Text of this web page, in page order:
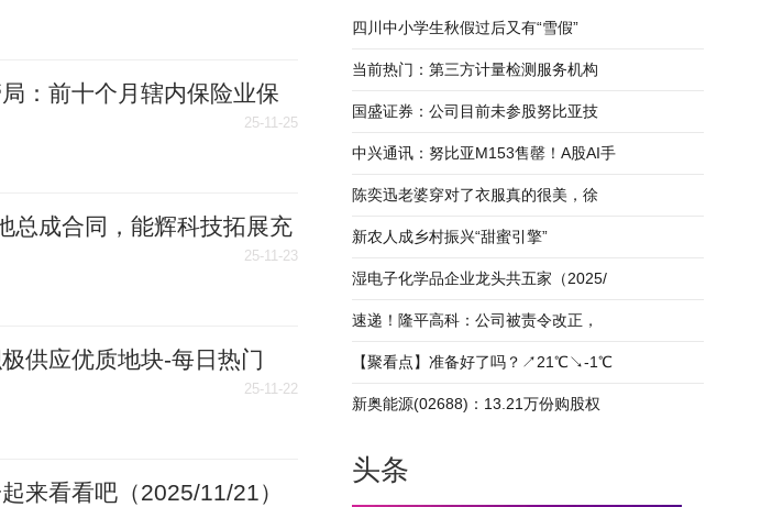
：前十个月辖内保险业保
25-11-25
总成合同，能辉科技拓展充
25-11-23
供应优质地块-每日热门
25-11-22
来看看吧（2025/11/21）
四川中小学生秋假过后又有“雪假”
当前热门：第三方计量检测服务机构
国盛证券：公司目前未参股努比亚技
中兴通讯：努比亚M153售罄！A股AI手
陈奕迅老婆穿对了衣服真的很美，徐
新农人成乡村振兴“甜蜜引擎”
湿电子化学品企业龙头共五家（2025/
速递！隆平高科：公司被责令改正，
【聚看点】准备好了吗？↗21℃↘-1℃
新奥能源(02688)：13.21万份购股权
头条